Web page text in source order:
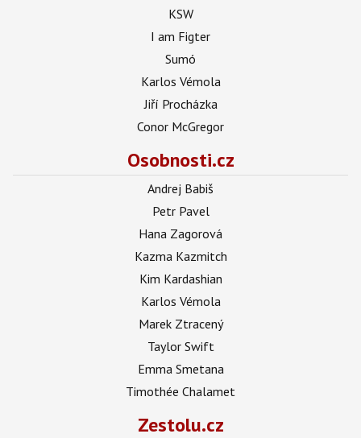
KSW
I am Figter
Sumó
Karlos Vémola
Jiří Procházka
Conor McGregor
Osobnosti.cz
Andrej Babiš
Petr Pavel
Hana Zagorová
Kazma Kazmitch
Kim Kardashian
Karlos Vémola
Marek Ztracený
Taylor Swift
Emma Smetana
Timothée Chalamet
Zestolu.cz